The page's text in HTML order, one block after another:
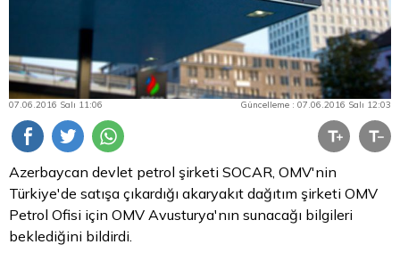
07.06.2016 Salı 11:06 Güncelleme : 07.06.2016 Salı 12:03
Azerbaycan devlet petrol şirketi SOCAR, OMV'nin
Türkiye'de satışa çıkardığı akaryakıt dağıtım şirketi OMV
Petrol Ofisi için OMV Avusturya'nın sunacağı bilgileri
beklediğini bildirdi.